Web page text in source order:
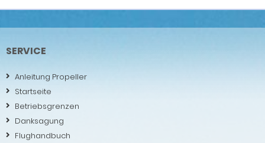
SERVICE
Anleitung Propeller
Startseite
Betriebsgrenzen
Danksagung
Flughandbuch